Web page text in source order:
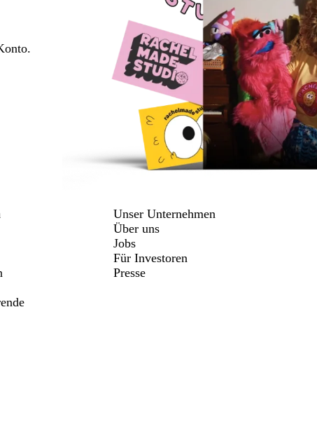
Unser Unternehmen
Über uns
Jobs
Für Investoren
Presse